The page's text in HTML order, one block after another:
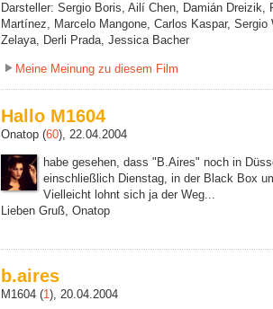
Darsteller: Sergio Boris, Ailí Chen, Damián Dreizik,
Martínez, Marcelo Mangone, Carlos Kaspar, Sergio
Zelaya, Derli Prada, Jessica Bacher
Meine Meinung zu diesem Film
Hallo M1604
Onatop (60), 22.04.2004
habe gesehen, dass "B.Aires" noch in
einschließlich Dienstag, in der Black Box
Vielleicht lohnt sich ja der Weg...
Lieben Gruß, Onatop
b.aires
M1604 (1), 20.04.2004